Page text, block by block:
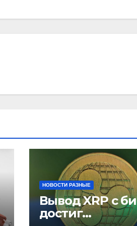
НОВОСТИ РАЗНЫЕ
Вывод XRP с
достиг